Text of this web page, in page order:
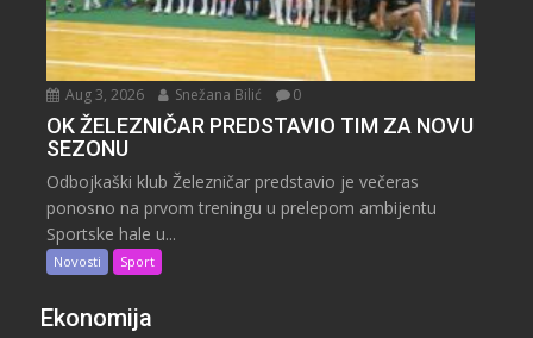
Aug 3, 2026 Snežana Bilić 0
OK ŽELEZNIČAR PREDSTAVIO TIM ZA NOVU
SEZONU
Odbojkaški klub Železničar predstavio je večeras
ponosno na prvom treningu u prelepom ambijentu
Sportske hale u...
Novosti Sport
Ekonomija